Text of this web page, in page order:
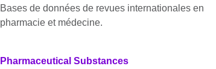
Bases de données de revues internationales en
pharmacie et médecine.
Pharmaceutical Substances